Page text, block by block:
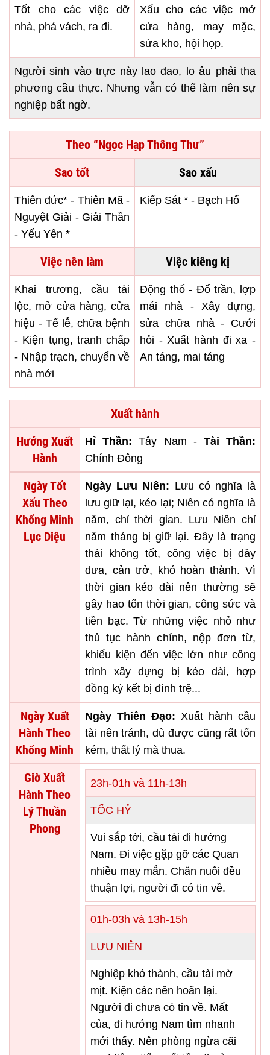
Tốt cho các việc dỡ
nhà, phá vách, ra đi.
Xấu cho các việc mở
cửa hàng, may mặc,
sửa kho, hội họp.
Người sinh vào trực này lao đao, lo âu phải tha
phương cầu thực. Nhưng vẫn có thể làm nên sự
nghiệp bất ngờ.
Theo “Ngọc Hạp Thông Thư”
Sao tốt
Sao xấu
Thiên đức* - Thiên Mã -
Nguyệt Giải - Giải Thần
- Yếu Yên *
Kiếp Sát * - Bạch Hổ
Việc nên làm Việc kiêng kị
Khai trương, cầu tài
lộc, mở cửa hàng, cửa
hiệu - Tế lễ, chữa bệnh
- Kiện tụng, tranh chấp
- Nhập trạch, chuyển về
nhà mới
Động thổ - Đổ trần, lợp
mái nhà - Xây dựng,
sửa chữa nhà - Cưới
hỏi - Xuất hành đi xa -
An táng, mai táng
Xuất hành
Hướng Xuất
Hành
Hỉ Thần: Tây Nam - Tài Thần:
Chính Đông
Ngày Tốt
Xấu Theo
Khổng Minh
Lục Diệu
Ngày Lưu Niên: Lưu có nghĩa là
lưu giữ lại, kéo lại; Niên có nghĩa là
năm, chỉ thời gian. Lưu Niên chỉ
năm tháng bị giữ lại. Đây là trạng
thái không tốt, công việc bị dây
dưa, cản trở, khó hoàn thành. Vì
thời gian kéo dài nên thường sẽ
gây hao tốn thời gian, công sức và
tiền bạc. Từ những việc nhỏ như
thủ tục hành chính, nộp đơn từ,
khiếu kiện đến việc lớn như công
trình xây dựng bị kéo dài, hợp
đồng ký kết bị đình trệ...
Ngày Xuất
Hành Theo
Khổng Minh
Ngày Thiên Đạo: Xuất hành cầu
tài nên tránh, dù được cũng rất tốn
kém, thất lý mà thua.
Giờ Xuất
Hành Theo
Lý Thuần
Phong
23h-01h và 11h-13h
TỐC HỶ
Vui sắp tới, cầu tài đi hướng
Nam. Đi việc gặp gỡ các Quan
nhiều may mắn. Chăn nuôi đều
thuận lợi, người đi có tin về.
01h-03h và 13h-15h
LƯU NIÊN
Nghiệp khó thành, cầu tài mờ
mịt. Kiện các nên hoãn lại.
Người đi chưa có tin về. Mất
của, đi hướng Nam tìm nhanh
mới thấy. Nên phòng ngừa cãi